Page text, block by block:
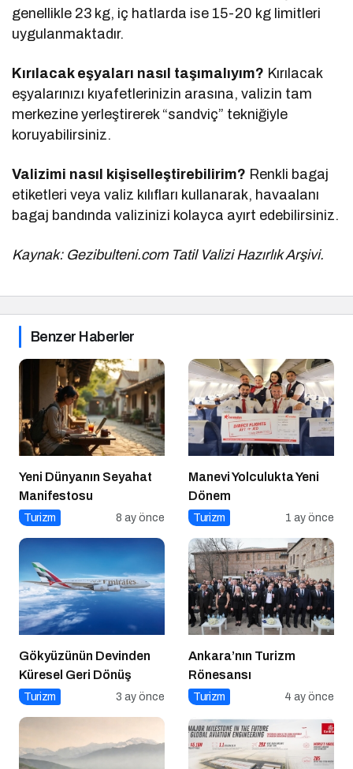
genellikle 23 kg, iç hatlarda ise 15-20 kg limitleri
uygulanmaktadır.
Kırılacak eşyaları nasıl taşımalıyım? Kırılacak
eşyalarınızı kıyafetlerinizin arasına, valizin tam
merkezine yerleştirerek “sandviç” tekniğiyle
koruyabilirsiniz.
Valizimi nasıl kişiselleştirebilirim? Renkli bagaj
etiketleri veya valiz kılıfları kullanarak, havaalanı
bagaj bandında valizinizi kolayca ayırt edebilirsiniz.
Kaynak: Gezibulteni.com Tatil Valizi Hazırlık Arşivi.
Benzer Haberler
Yeni Dünyanın Seyahat
Manifestosu
Turizm 8 ay önce
Manevi Yolculukta Yeni
Dönem
Turizm 1 ay önce
Gökyüzünün Devinden
Küresel Geri Dönüş
Turizm 3 ay önce
Ankara’nın Turizm
Rönesansı
Turizm 4 ay önce